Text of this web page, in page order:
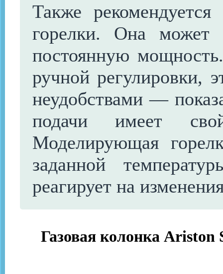
Также
горелки. Она
постоянную
ручной регулировки,
неудобствами —
подачи имеет
Моделирующая
заданной
реагирует на
Газовая колонка